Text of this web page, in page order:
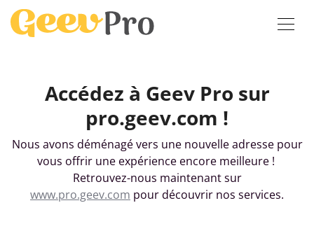
Accédez à Geev Pro sur
pro.geev.com !
Nous avons déménagé vers une nouvelle adresse pour
vous offrir une expérience encore meilleure !
Retrouvez-nous maintenant sur
www.pro.geev.com pour découvrir nos services.